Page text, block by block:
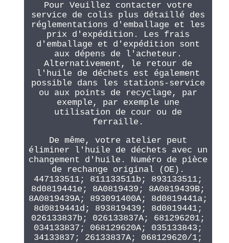
Pour Veuillez contacter votre
service de colis plus détaillé des
réglementations d'emballage et les
prix d'expédition. Les frais
d'emballage et d'expédition sont
aux dépens de l'acheteur.
Alternativement, le retour de
l'huile de déchets est également
possible dans les stations-service
ou aux points de recyclage, par
exemple, par exemple une
utilisation de cour ou de
ferraille.
De même, votre atelier peut
éliminer l'huile de déchets avec un
changement d'huile. Numéro de pièce
de rechange original (OE).
447133511; 811133511b; 893133511;
8d0819441e; 8A0819439; 8A0819439B;
8A0819439A; 893091400A; 8d0819441a;
8d0819441d; 893819439; 8d0819441;
026133837b; 026133837A; 681296201;
034133837; 068129620A; 035133843;
34133837; 26133837A; 068129620/1;